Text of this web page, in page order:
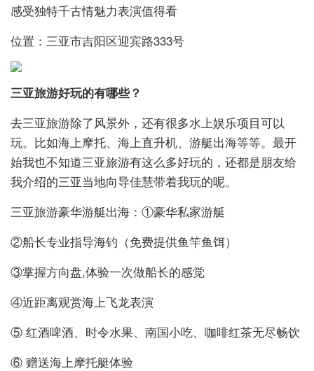
感受独特千古情魅力表演值得看
位置：三亚市吉阳区迎宾路333号
三亚旅游好玩的有哪些？
去三亚旅游除了风景外，还有很多水上娱乐项目可以
玩。比如海上摩托、海上直升机、游艇出海等等。最开
始我也不知道三亚旅游有这么多好玩的，还都是朋友给
我介绍的三亚当地向导佳慧带着我玩的呢。
三亚旅游豪华游艇出海：①豪华私家游艇
②船长专业指导海钓（免费提供鱼竿鱼饵）
③掌握方向盘,体验一次做船长的感觉
④近距离观赏海上飞龙表演
⑤ 红酒啤酒、时令水果、南国小吃、咖啡红茶无尽畅饮
⑥ 赠送海上摩托艇体验